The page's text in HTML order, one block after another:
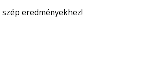
eredményekhez!